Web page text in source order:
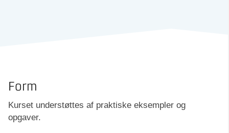
Form
Kurset understøttes af praktiske eksempler og
opgaver.